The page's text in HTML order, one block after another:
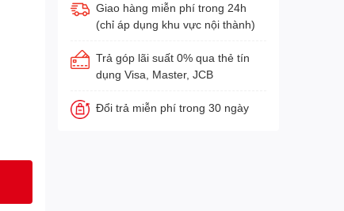
Giao hàng miễn phí trong 24h
(chỉ áp dụng khu vực nội thành)
Trả góp lãi suất 0% qua thẻ tín
dụng Visa, Master, JCB
Đổi trả miễn phí trong 30 ngày